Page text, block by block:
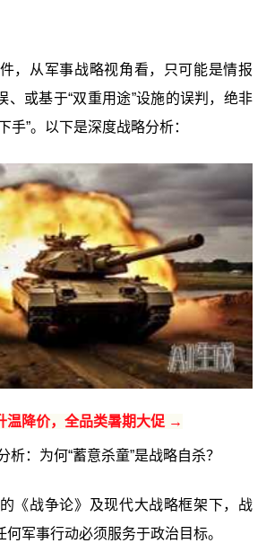
，从军事战略视角看，只可能是情报
、或基于“双重用途”设施的误判，绝非
手”。以下是深度战略分析：
温降价，全品类暑期大促 →
析：为何“蓄意杀童”是战略自杀？
《战争论》及现代大战略框架下，战
军事行动必须服务于政治目标。